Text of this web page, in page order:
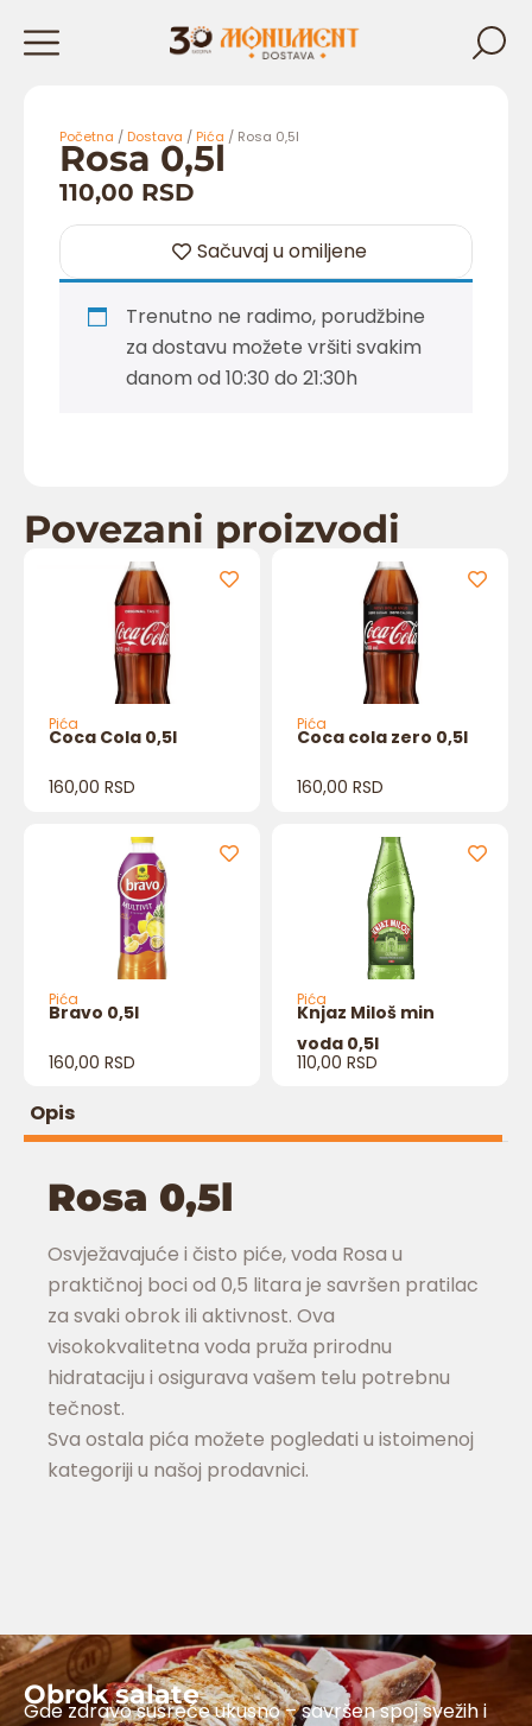
Početna / Dostava / Pića / Rosa 0,5l
Rosa 0,5l
110,00 RSD
Sačuvaj u omiljene
Trenutno ne radimo, porudžbine
za dostavu možete vršiti svakim
danom od 10:30 do 21:30h
Povezani proizvodi
Pića
Coca Cola 0,5l
160,00 RSD
Pića
Coca cola zero 0,5l
160,00 RSD
Pića
Bravo 0,5l
160,00 RSD
Pića
Knjaz Miloš min
voda 0,5l
110,00 RSD
Opis
Rosa 0,5l
Osvježavajuće i čisto piće, voda Rosa u
praktičnoj boci od 0,5 litara je savršen pratilac
za svaki obrok ili aktivnost. Ova
visokokvalitetna voda pruža prirodnu
hidrataciju i osigurava vašem telu potrebnu
tečnost.
Sva ostala pića možete pogledati u istoimenoj
kategoriji u našoj prodavnici.
Obrok salate
Gde zdravo susreće ukusno – savršen spoj svežih i